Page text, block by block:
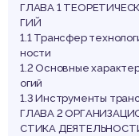
ГЛАВА 1
ГИЙ
1.1 Трансфер
ности
1.2 Основные
огий
1.3 Инструменты
ГЛАВА 2
СТИКА